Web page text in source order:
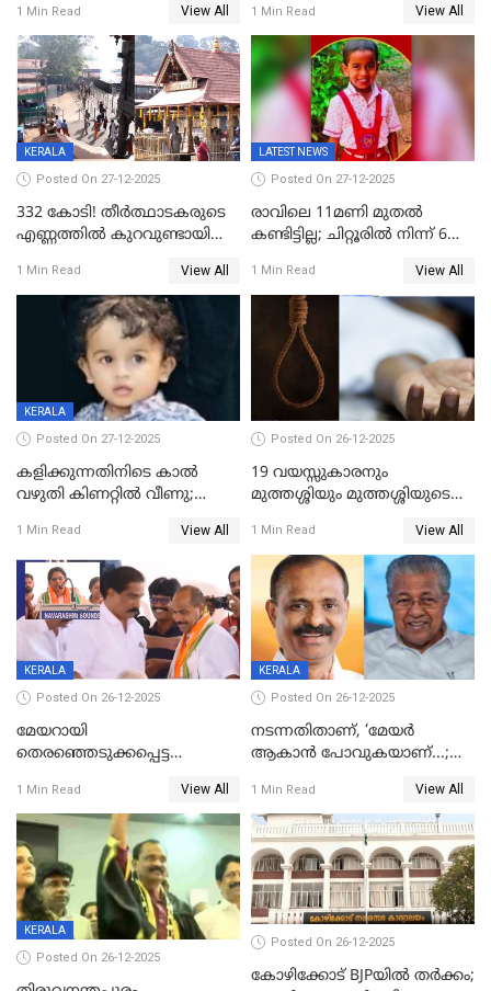
കേസ്; തർക്കമുണ്ടായത്
ഫേഷ്യലിന് 300 രൂപ
ആവശ്യപ്പെട്ടതിനെച്ചൊല്ലി
1 Min Read View All
അപകടം കണ്ണൂരിൽ
1 Min Read View All
KERALA
Posted On 27-12-2025
332 കോടി! തീർത്ഥാടകരുടെ
എണ്ണത്തിൽ കുറവുണ്ടായിട്ടും
കുതിച്ചുയരുന്നു
1 Min Read View All
LATEST NEWS
Posted On 27-12-2025
രാവിലെ 11മണി മുതൽ
കണ്ടിട്ടില്ല; ചിറ്റൂരിൽ നിന്ന് 6
1 Min Read View All
KERALA
Posted On 27-12-2025
കളിക്കുന്നതിനിടെ കാൽ
വഴുതി കിണറ്റിൽ വീണു;
ദാരുണാന്ത്യം
1 Min Read View All
Posted On 26-12-2025
19 വയസ്സുകാരനും
മുത്തശ്ശിയും മുത്തശ്ശിയുടെ
മരിച്ചനിലയിൽ
1 Min Read View All
KERALA
Posted On 26-12-2025
മേയറായി
തെരഞ്ഞെടുക്കപ്പെട്ട
ആദ്യ വോട്ട് അസാധു; കണ്ണൂർ
ഡെപ്യൂട്ടി മേയർ സ്ഥാനത്ത്
താഹിറിന് വിജയം
1 Min Read View All
KERALA
Posted On 26-12-2025
നടന്നതിതാണ്, ‘മേയർ
ആകാൻ പോവുകയാണ്...;
മുഖ്യമന്ത്രിയുടെ ഓഫീസ്
തന്നെ വിശദീകരിയ്ക്കുന്നു;
സത്യമിതാണ്
1 Min Read View All
KERALA
Posted On 26-12-2025
Posted On 26-12-2025
കോഴിക്കോട് BJPയിൽ തർക്കം;